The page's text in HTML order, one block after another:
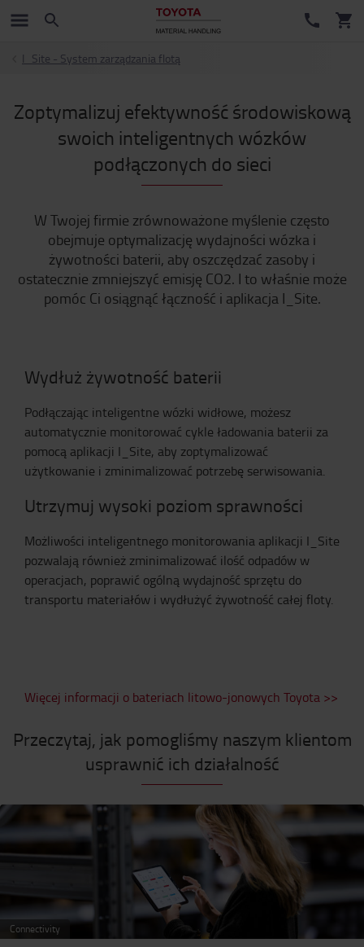
I_Site - System zarządzania flotą
Zoptymalizuj efektywność środowiskową
swoich inteligentnych wózków
podłączonych do sieci
W Twojej firmie zrównoważone myślenie często
obejmuje optymalizację wydajności wózka i
żywotności baterii, aby oszczędzać zasoby i
ostatecznie zmniejszyć emisję CO2. I to właśnie może
pomóc Ci osiągnąć łączność i aplikacja I_Site.
Wydłuż żywotność baterii
Podłączając inteligentne wózki widłowe, możesz
automatycznie monitorować cykle ładowania baterii za
pomocą aplikacji I_Site, aby zoptymalizować
użytkowanie i zminimalizować potrzebę serwisowania.
Utrzymuj wysoki poziom sprawności
Możliwości inteligentnego monitorowania aplikacji I_Site
pozwalają również zminimalizować ilość odpadów w
operacjach, poprawić ogólną wydajność sprzętu do
transportu materiałów i wydłużyć żywotność całej floty.
Więcej informacji o bateriach litowo-jonowych Toyota >>
Przeczytaj, jak pomogliśmy naszym klientom
usprawnić ich działalność
Connectivity